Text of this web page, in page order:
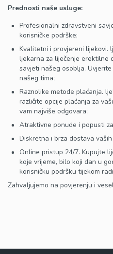
Prednosti naše usluge:
Profesionalni zdravstveni
korisničke podrške;
Kvalitetni i provjereni lijekovi.
ljekarna za liječenje erektilne
savjeti našeg osoblja.
našeg tima;
Raznolike metode plaćanja.
različite opcije plaćanja za
vam najviše odgovara;
Atraktivne ponude i popusti
Diskretna i brza dostava
Online pristup 24/7. Kupujte
koje vrijeme, bilo koji dan u
korisničku podršku tijekom
Zahvaljujemo na povjerenju i